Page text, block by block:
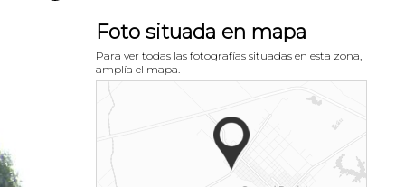
Foto situada en mapa
Para ver todas las fotografías situadas en esta zona,
amplía el mapa.